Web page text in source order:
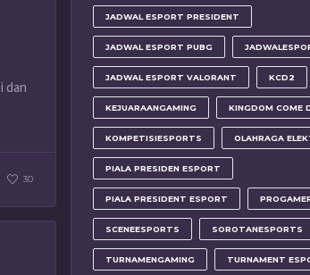
dan
30
JADWAL ESPORT PRESIDENT
JADWAL ESPORT PUBG
JADWAL ESPORT VALORANT KCD2
KEJUARAANGAMING KINGDOM COME
KOMPETISIESPORTS OLAHRAGA
PIALA PRESIDEN ESPORT
PIALA PRESIDENT ESPORT
SCENEESPORTS SOROTANESPORTS
TURNAMENGAMING TURNAMENT